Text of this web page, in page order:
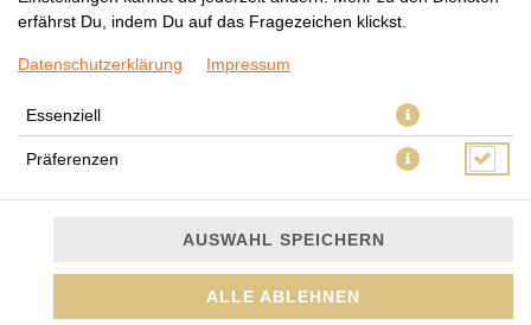
erfährst Du, indem Du auf das Fragezeichen klickst.
Datenschutzerklärung Impressum
Essenziell
Präferenzen
AUSWAHL SPEICHERN
ALLE ABLEHNEN